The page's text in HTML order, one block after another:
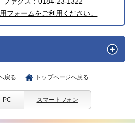
ァクス：0184-23-1322
フォームをご利用ください。
戻る トップページへ戻る
PC スマートフォン